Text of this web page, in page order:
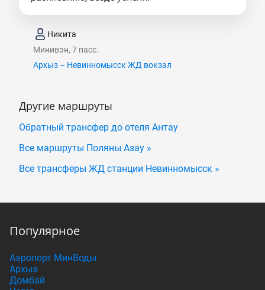
Никита
Минивэн, 7 пасс.
Архыз – Невинномысск ЖД вокзал
Другие маршруты
Обратный трансфер до отеля Антау
Все маршруты Поляны Азау »
Все трансферы ЖД станции Невинномысск »
Популярное
Аэропорт МинВоды
Архыз
Домбай